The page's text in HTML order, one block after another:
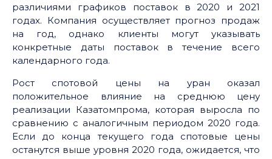
различиями графиков поставок в 2020 и 2021
годах. Компания осуществляет прогноз продаж
на год, однако клиенты могут указывать
конкретные даты поставок в течение всего
календарного года.
Рост спотовой цены на уран оказал
положительное влияние на среднюю цену
реализации Казатомпрома, которая выросла по
сравнению с аналогичным периодом 2020 года.
Если до конца текущего года спотовые цены
останутся выше уровня 2020 года, ожидается, что